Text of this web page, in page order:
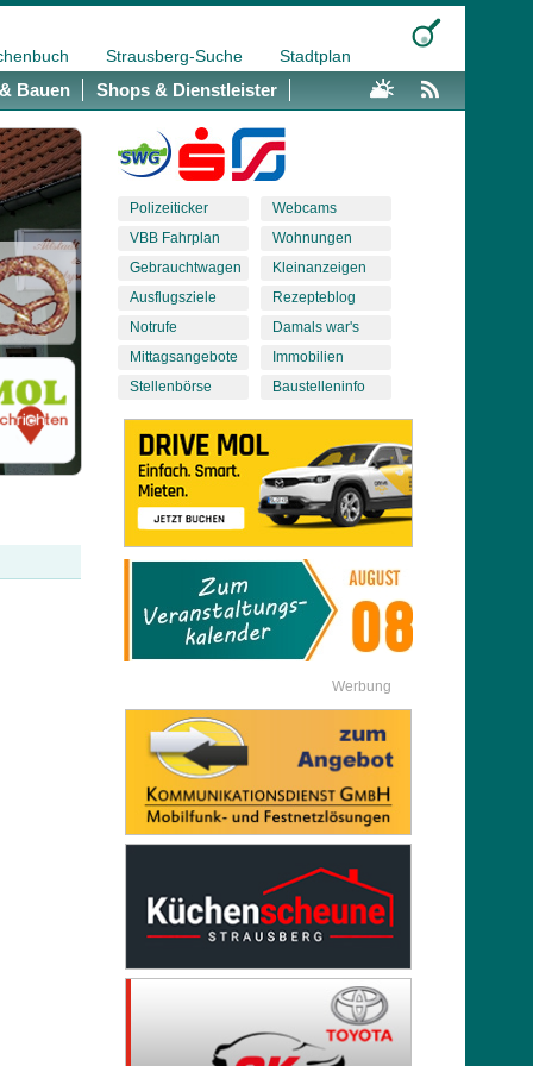
Strausberg-Suche Stadtplan
Bauen Shops & Dienstleister
Polizeiticker
VBB Fahrplan
Gebrauchtwagen
Ausflugsziele
Notrufe
Mittagsangebote
Stellenbörse
Webcams
Wohnungen
Kleinanzeigen
Rezepteblog
Damals war's
Immobilien
Baustelleninfo
Werbung